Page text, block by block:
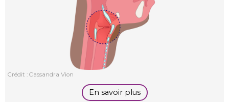
Crédit : Cassandra Vion
En savoir plus